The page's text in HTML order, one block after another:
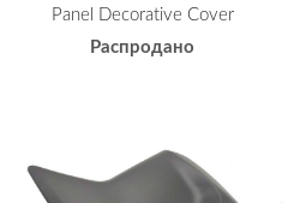
Panel Decorative Cover
Распродано